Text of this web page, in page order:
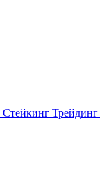
Стейкинг Трейдинг